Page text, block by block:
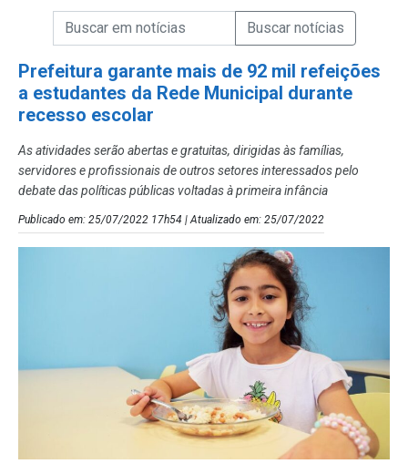
Campo de Busca de Notícias
Campo de Busca de informaçõesEnviar a Busca de Notícias
Prefeitura garante mais de 92 mil refeições
a estudantes da Rede Municipal durante
recesso escolar
As atividades serão abertas e gratuitas, dirigidas às famílias,
servidores e profissionais de outros setores interessados pelo
debate das políticas públicas voltadas à primeira infância
Publicado em: 25/07/2022 17h54 | Atualizado em: 25/07/2022